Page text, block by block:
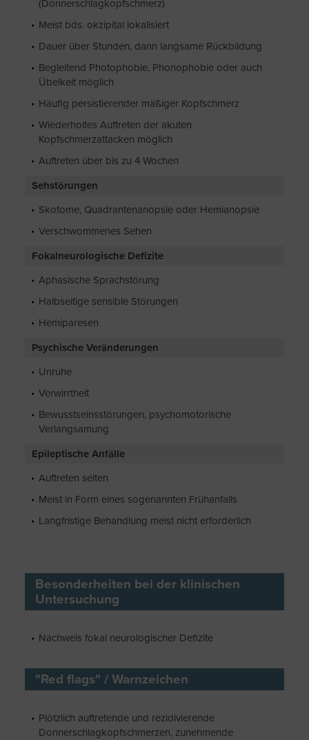
(Donnerschlagkopfschmerz)
Meist bds. okzipital lokalisiert
Dauer über Stunden, dann langsame Rückbildung
Begleitend Photophobie, Phonophobie oder auch
Übelkeit möglich
Häufig persistierender mäßiger Kopfschmerz
Wiederholtes Auftreten der akuten
Kopfschmerzattacken möglich
Auftreten über bis zu 4 Wochen
Sehstörungen
Skotome, Quadrantenanopsie oder Hemianopsie
Verschwommenes Sehen
Fokalneurologische Defizite
Aphasische Sprachstörung
Halbseitige sensible Störungen
Hemiparesen
Psychische Veränderungen
Unruhe
Verwirrtheit
Bewusstseinsstörungen, psychomotorische
Verlangsamung
Epileptische Anfälle
Auftreten selten
Meist in Form eines sogenannten Frühanfalls
Langfristige Behandlung meist nicht erforderlich
Besonderheiten bei der klinischen
Untersuchung
Nachweis fokal neurologischer Defizite
"Red flags" / Warnzeichen
Plötzlich auftretende und rezidivierende
Donnerschlagkopfschmerzen, zunehmende